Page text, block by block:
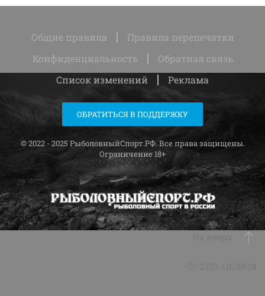
Общие правила
Правила перепечатки
Конфиденциальность
Обратная связь
Список изменений
Реклама
ОБРАТИТЬСЯ В ПОДДЕРЖКУ
© 2022 - 2025 РыболовныйСпорт.РФ. Все права защищены.
Ограничение 18+